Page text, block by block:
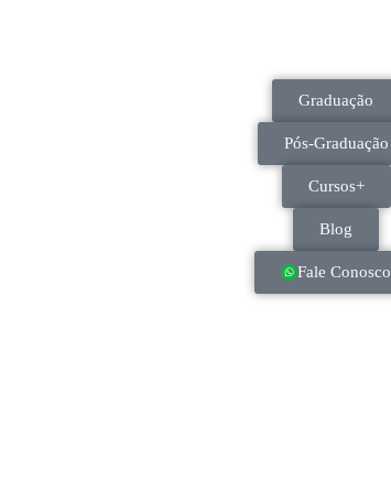
Graduação
Pós-Graduação
Cursos+
Blog
Fale Conosco